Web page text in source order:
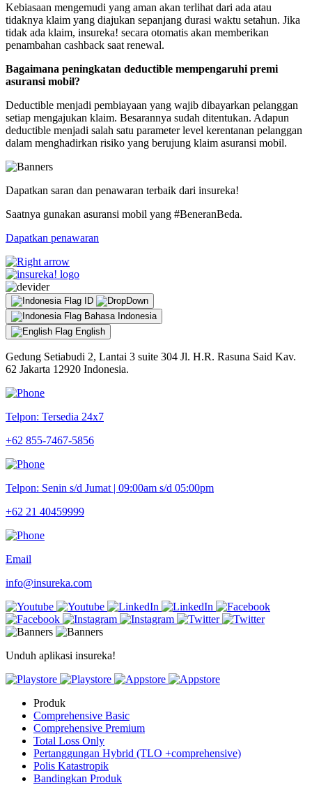
Kebiasaan mengemudi yang aman akan terlihat dari ada atau
tidaknya klaim yang diajukan sepanjang durasi waktu setahun. Jika
tidak ada klaim, insureka! secara otomatis akan memberikan
penambahan cashback saat renewal.
Bagaimana peningkatan deductible mempengaruhi premi
asuransi mobil?
Deductible menjadi pembiayaan yang wajib dibayarkan pelanggan
setiap mengajukan klaim. Besarannya sudah ditentukan. Adapun
deductible menjadi salah satu parameter level kerentanan pelanggan
dalam menghadirkan risiko yang berujung klaim asuransi mobil.
Dapatkan saran dan penawaran terbaik dari insureka!
Saatnya gunakan asuransi mobil yang #BeneranBeda.
Dapatkan penawaran
ID
Bahasa Indonesia
English
Gedung Setiabudi 2, Lantai 3 suite 304 Jl. H.R. Rasuna Said Kav.
62 Jakarta 12920 Indonesia.
Telpon: Tersedia 24x7
+62 855-7467-5856
Telpon: Senin s/d Jumat | 09:00am s/d 05:00pm
+62 21 40459999
Email
info@insureka.com
Unduh aplikasi insureka!
Produk
Comprehensive Basic
Comprehensive Premium
Total Loss Only
Pertanggungan Hybrid (TLO +comprehensive)
Polis Katastropik
Bandingkan Produk